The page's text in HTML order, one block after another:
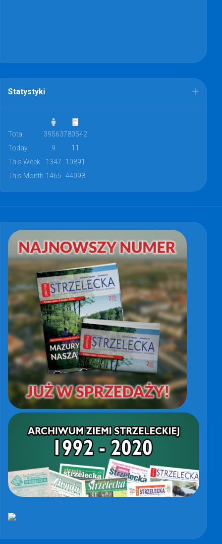
Statystyki
Total 39563780542
Today
9
11
This Week
1347
10891
This Month 1465 44098